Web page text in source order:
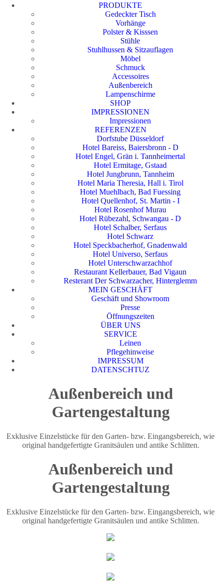
PRODUKTE
Gedeckter Tisch
Vorhänge
Polster & Kisssen
Stühle
Stuhlhussen & Sitzauflagen
Möbel
Schmuck
Accessoires
Außenbereich
Lampenschirme
SHOP
IMPRESSIONEN
Impressionen
REFERENZEN
Dorfstube Düsseldorf
Hotel Bareiss, Baiersbronn - D
Hotel Engel, Grän i. Tannheimertal
Hotel Ermitage, Gstaad
Hotel Jungbrunn, Tannheim
Hotel Maria Theresia, Hall i. Tirol
Hotel Muehlbach, Bad Fuessing
Hotel Quellenhof, St. Martin - I
Hotel Rosenhof Murau
Hotel Rübezahl, Schwangau - D
Hotel Schalber, Serfaus
Hotel Schwarz
Hotel Speckbacherhof, Gnadenwald
Hotel Universo, Serfaus
Hotel Unterschwarzachhof
Restaurant Kellerbauer, Bad Vigaun
Resterant Der Schwarzacher, Hinterglemm
MEIN GESCHÄFT
Geschäft und Showroom
Presse
Öffnungszeiten
ÜBER UNS
SERVICE
Leinen
Pflegehinweise
IMPRESSUM
DATENSCHTUZ
Außenbereich und
Gartengestaltung
Exklusive Einzelstücke für den Garten- bzw. Eingangsbereich, wie
original handgefertigte Granitsäulen und antike Schlitten.
Außenbereich und
Gartengestaltung
Exklusive Einzelstücke für den Garten- bzw. Eingangsbereich, wie
original handgefertigte Granitsäulen und antike Schlitten.